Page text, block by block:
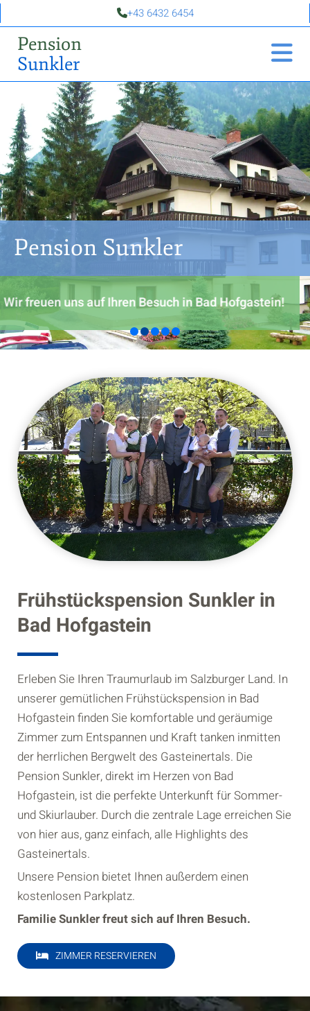
+43 6432 6454
Pension
Sunkler
Pension Sunkler
Wir freuen uns auf Ihren Besuch in Bad Hofgastein!
Frühstückspension Sunkler in
Bad Hofgastein
Erleben Sie Ihren Traumurlaub im Salzburger Land. In
unserer gemütlichen Frühstückspension in Bad
Hofgastein finden Sie komfortable und geräumige
Zimmer zum Entspannen und Kraft tanken inmitten
der herrlichen Bergwelt des Gasteinertals. Die
Pension Sunkler, direkt im Herzen von Bad
Hofgastein, ist die perfekte Unterkunft für Sommer-
und Skiurlauber. Durch die zentrale Lage erreichen Sie
von hier aus, ganz einfach, alle Highlights des
Gasteinertals.
Unsere Pension bietet Ihnen außerdem einen
kostenlosen Parkplatz.
Familie Sunkler freut sich auf Ihren Besuch.
ZIMMER RESERVIEREN